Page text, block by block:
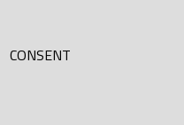
CONSENT